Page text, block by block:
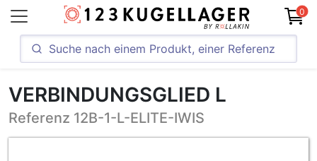
0
VERBINDUNGSGLIED L
Referenz 12B-1-L-ELITE-IWIS